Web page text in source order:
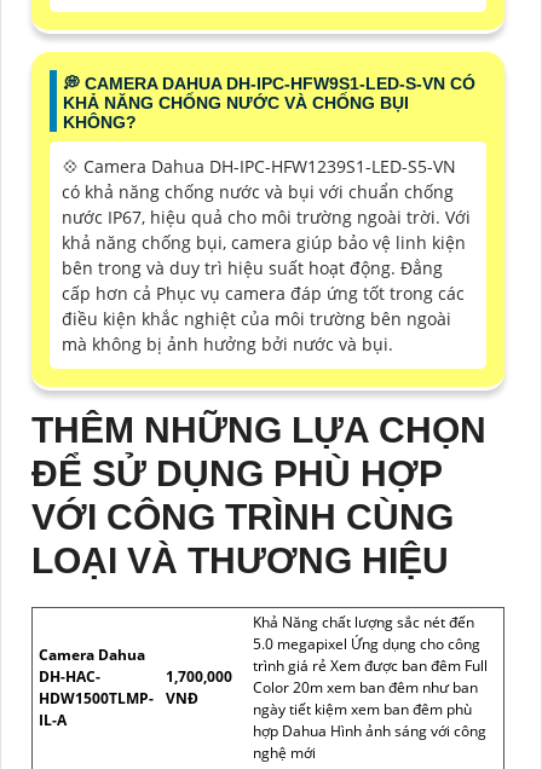
️💭 CAMERA DAHUA DH-IPC-HFW9S1-LED-S-VN CÓ
KHẢ NĂNG CHỐNG NƯỚC VÀ CHỐNG BỤI
KHÔNG?
💠 Camera Dahua DH-IPC-HFW1239S1-LED-S5-VN
có khả năng chống nước và bụi với chuẩn chống
nước IP67, hiệu quả cho môi trường ngoài trời. Với
khả năng chống bụi, camera giúp bảo vệ linh kiện
bên trong và duy trì hiệu suất hoạt động. Đẳng
cấp hơn cả Phục vụ camera đáp ứng tốt trong các
điều kiện khắc nghiệt của môi trường bên ngoài
mà không bị ảnh hưởng bởi nước và bụi.
THÊM NHỮNG LỰA CHỌN
ĐỂ SỬ DỤNG PHÙ HỢP
VỚI CÔNG TRÌNH CÙNG
LOẠI VÀ THƯƠNG HIỆU
Camera Dahua
DH-HAC-
HDW1500TLMP-
IL-A
1,700,000
VNĐ
Khả Năng chất lượng sắc nét đến
5.0 megapixel Ứng dụng cho công
trình giá rẻ Xem được ban đêm Full
Color 20m xem ban đêm như ban
ngày tiết kiệm xem ban đêm phù
hợp Dahua Hình ảnh sáng với công
nghệ mới